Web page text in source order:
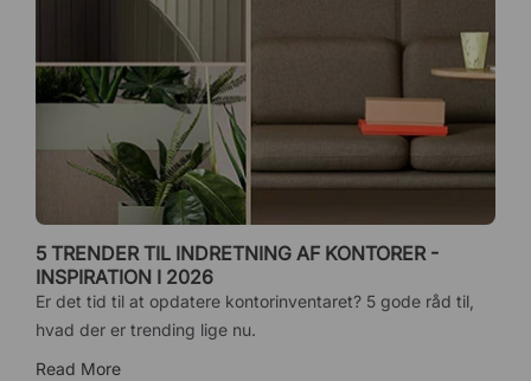
5 TRENDER TIL INDRETNING AF KONTORER -
INSPIRATION I 2026
Er det tid til at opdatere kontorinventaret? 5 gode råd til,
hvad der er trending lige nu.
Read More